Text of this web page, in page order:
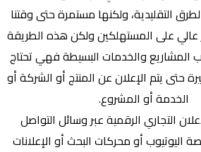
التقليدية، ولكنها مستمرة حتى وقتنا
عالي على المستهلكين ولكن هذه الطريقة
المشاريع والخدمات البسيطة فهي تحتاج
حتى يتم الإعلان عن المنتج أو الشركة أو
الخدمة أو المشروع.
التجاري الرقمية عبر وسائل التواصل
اليوتيوب أو محركات البحث أو الإعلانات